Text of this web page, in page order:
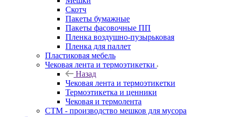
Скотч
Пакеты бумажные
Пакеты фасовочные ПП
Пленка воздушно-пузырьковая
Пленка для паллет
Пластиковая мебель
Чековая лента и термоэтикетки
Назад
Чековая лента и термоэтикетки
Термоэтикетка и ценники
Чековая и термолента
СТМ - производство мешков для мусора